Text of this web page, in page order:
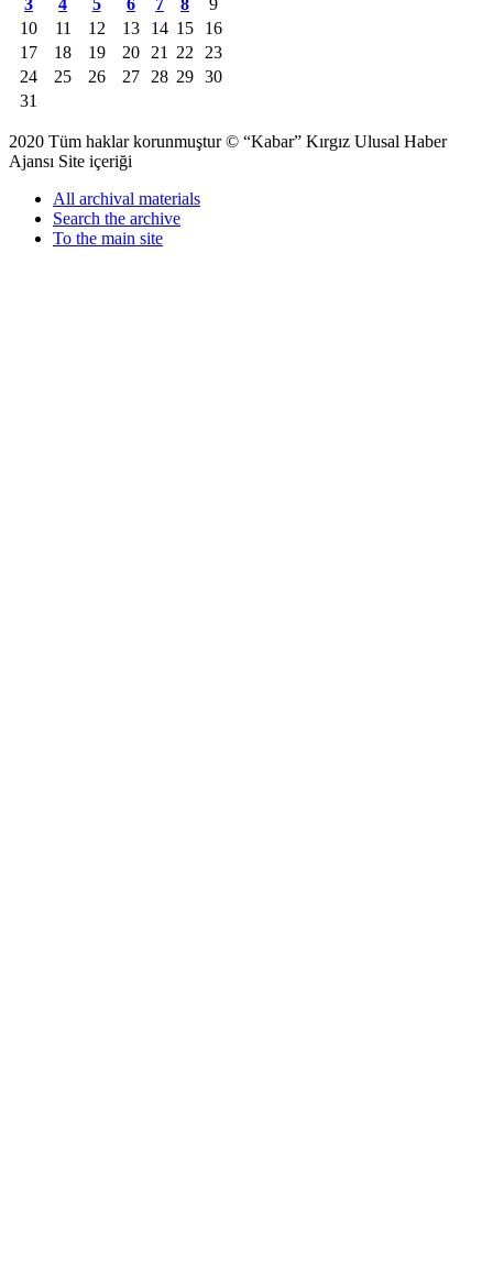
3
4 5 6 7 8
9
10
11 12 13 14 15
16
17
18 19 20 21 22
23
24
25 26 27 28 29 30
31
2020 Tüm haklar korunmuştur © “Kabar” Kırgız Ulusal Haber
Ajansı Site içeriği
All archival materials
Search the archive
To the main site